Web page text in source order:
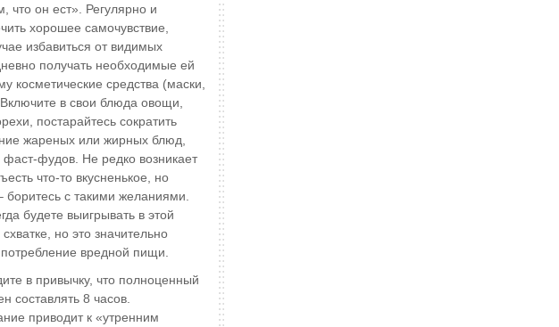
что он ест». Регулярно и
хорошее самочувствие,
избавиться от видимых
получать необходимые ей
косметические средства (маски,
в свои блюда овощи,
постарайтесь сократить
жареных или жирных блюд,
фаст-фудов. Не редко возникает
что-то вкусненькое, но
боритесь с такими желаниями.
будете выигрывать в этой
но это значительно
вредной пищи.
в привычку, что полноценный
составлять 8 часов.
приводит к «утренним